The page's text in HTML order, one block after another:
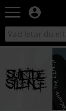
Sök
i